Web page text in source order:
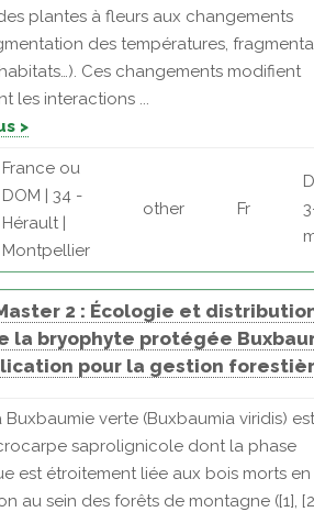
plantes à fleurs aux changements
des températures,
Ces changements modifient
les interactions ...
>
France ou
DOM | 34 -
Hérault |
Montpellier
other Fr
2 : Écologie et
la bryophyte protégée
pour la gestion
Buxbaumie verte (Buxbaumia viridis)
saprolignicole dont la phase
est étroitement liée aux bois morts en
au sein des forêts de montagne ([1],